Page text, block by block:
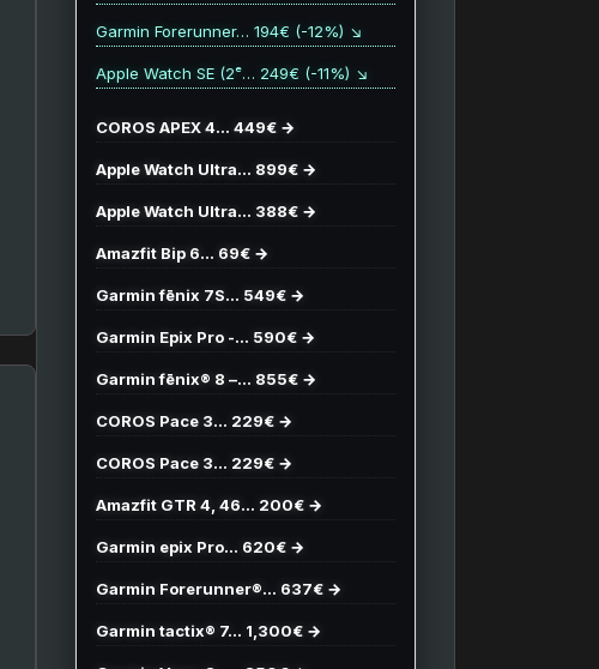
Garmin Forerunner… 194€ (-12%) ↘
Apple Watch SE (2ᵉ… 249€ (-11%) ↘
COROS APEX 4… 449€ →
Apple Watch Ultra… 899€ →
Apple Watch Ultra… 388€ →
Amazfit Bip 6… 69€ →
Garmin fēnix 7S… 549€ →
Garmin Epix Pro -… 590€ →
Garmin fēnix® 8 –… 855€ →
COROS Pace 3… 229€ →
COROS Pace 3… 229€ →
Amazfit GTR 4, 46… 200€ →
Garmin epix Pro… 620€ →
Garmin Forerunner®… 637€ →
Garmin tactix® 7… 1,300€ →